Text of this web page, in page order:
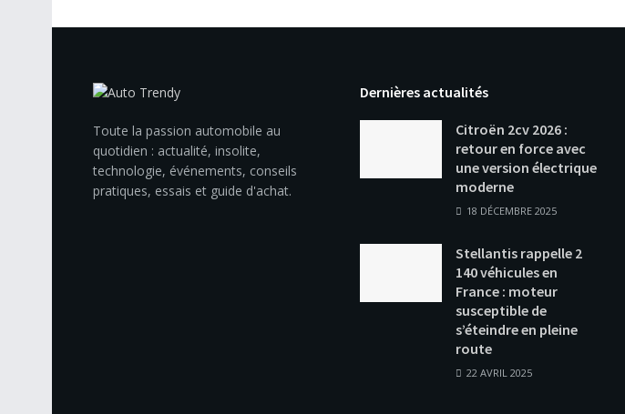
Toute la passion automobile au
quotidien : actualité, insolite,
technologie, événements, conseils
pratiques, essais et guide d'achat.
Dernières actualités
Citroën 2cv 2026 :
retour en force avec
une version électrique
moderne
18 DÉCEMBRE 2025
Stellantis rappelle 2
140 véhicules en
France : moteur
susceptible de
s’éteindre en pleine
route
22 AVRIL 2025